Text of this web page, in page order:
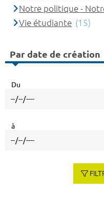
Notre politique -
Vie étudiante (15)
Par date de création
Du
à